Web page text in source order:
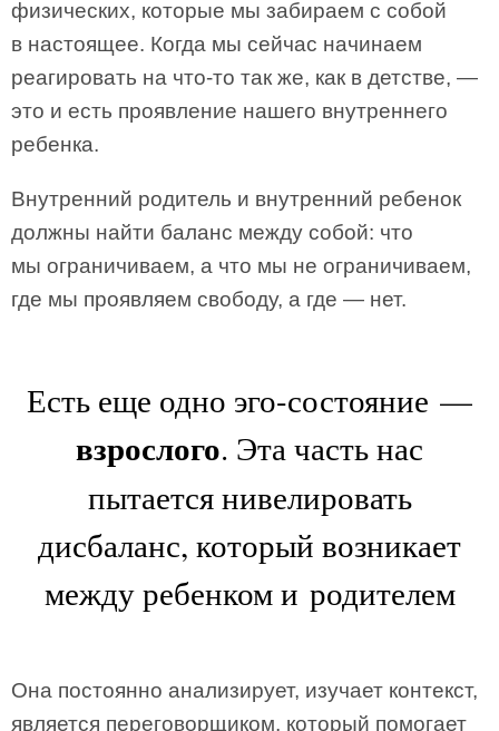
физических, которые мы забираем с собой
в настоящее. Когда мы сейчас начинаем
реагировать на что-то так же, как в детстве, —
это и есть проявление нашего внутреннего
ребенка.
Внутренний родитель и внутренний ребенок
должны найти баланс между собой: что
мы ограничиваем, а что мы не ограничиваем,
где мы проявляем свободу, а где — нет.
Есть еще одно эго-состояние —
взрослого. Эта часть нас
пытается нивелировать
дисбаланс, который возникает
между ребенком и родителем
Она постоянно анализирует, изучает контекст,
является переговорщиком, который помогает